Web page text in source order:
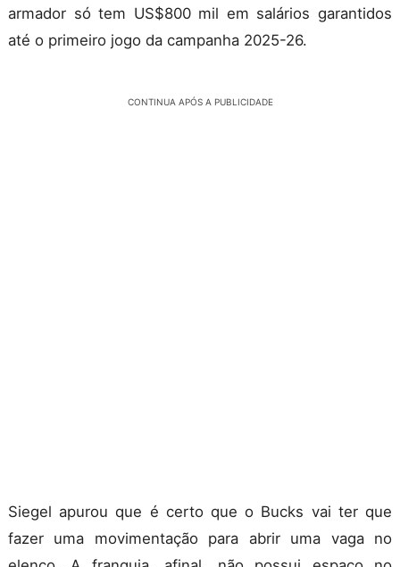
armador só tem US$800 mil em salários garantidos
até o primeiro jogo da campanha 2025-26.
CONTINUA APÓS A PUBLICIDADE
Siegel apurou que é certo que o Bucks vai ter que
fazer uma movimentação para abrir uma vaga no